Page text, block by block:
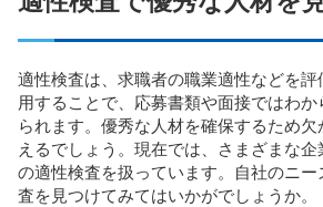
適性検査は、求職者の職業適性などを
用することで、応募書類や面接ではわ
られます。優秀な人材を確保するため
えるでしょう。現在では、さまざまな
の適性検査を扱っています。自社のニ
査を見つけてみてはいかがでしょうか。